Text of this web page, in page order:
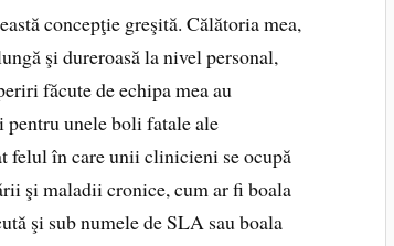
concepţie greşită. Călătoria mea,
şi dureroasă la nivel personal,
făcute de echipa mea au
unele boli fatale ale
felul în care unii clinicieni se ocupă
şi maladii cronice, cum ar fi boala
şi sub numele de SLA sau boala